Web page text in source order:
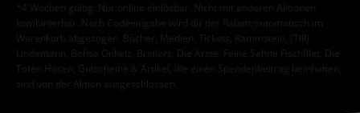
*4 Wochen gültig. Nur online einlösbar. Nicht mit anderen Aktionen
kombinierbar. Nach Codeeingabe wird dir der Rabatt automatisch im
Warenkorb abgezogen. Bücher, Medien, Tickets, Rammstein, (Till)
Lindemann, Böhse Onkelz, Broilers, Die Ärzte, Feine Sahne Fischfilet, Die
Toten Hosen, Gutscheine & Artikel, die einen Spendenbeitrag beinhalten,
sind von der Aktion ausgeschlossen.